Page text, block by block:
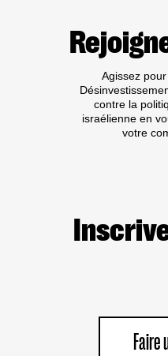
Agissez
contre la
israélienne en
votre
Faire